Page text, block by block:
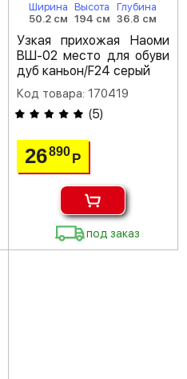
Ширина
50.2 см
Высота
194 см
Глубина
36.8 см
Узкая прихожая Наоми
ВШ-02 место для обуви
дуб каньон/F24 серый
Код товара: 170419
(5)
26890 Р
под заказ